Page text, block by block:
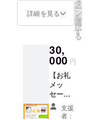
す。 ■
モニ
未経験
者大歓
迎 20～
30代の
女性が
主な対
象（年
は、最
後まで
願い申
し上げ
ます。
■モニ
ター募
集の目
的 受講
から応
用まで
いるた
め、途
中で終
了され
ると学
びの成
果や魅
力を十
ター
は、全
だき、
受講後
の感想
や
フィー
ドバッ
クを集
めるこ
字）に
ついて
ご相談
いただ
きま
す。
②
ご指定
いただ
いた内
い。 ・
掲載期
間：事
続する
限り掲
載 ・掲
載方
法：ロ
ゴ・バ
ナー掲
だいた
方々の
お名前
を、今
後公開
予定の
ホーム
ページ
などで
掲載！
※※※支援
させて
いただ
きま
【Web
にお名
前掲
載】→
法人・
個人ど
ちらで
も可 支
詳細を見る
タ
ー
ン
を
選
択
す
る
30,
000 円
【お礼
メッ
セー
ジ】 代
表の田
支援
者：